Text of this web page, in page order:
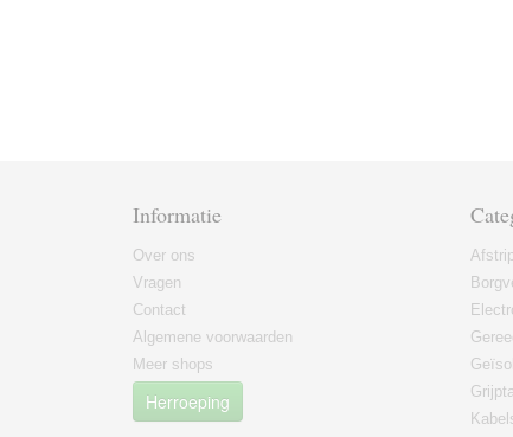
Informatie
Over ons
Vragen
Contact
Algemene voorwaarden
Meer shops
Herroeping